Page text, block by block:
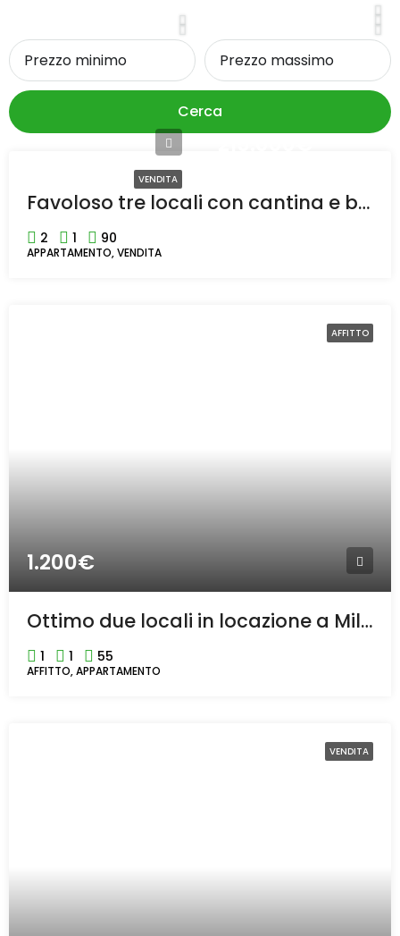
Cerca
VENDITA
Favoloso tre locali con cantina e box completamente ristrutturato a Rho
2 1 90
APPARTAMENTO, VENDITA
AFFITTO
1.200€
Ottimo due locali in locazione a Milano
1 1 55
AFFITTO, APPARTAMENTO
VENDITA